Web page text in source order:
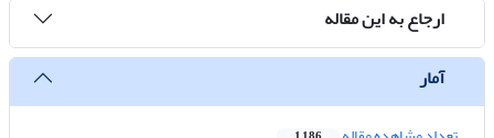
ارجاع به این مقاله
آمار